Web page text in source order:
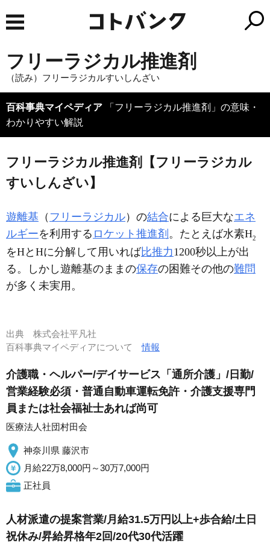
フリーラジカル推進剤
（読み）フリーラジカルすいしんざい
百科事典マイペディア 「フリーラジカル推進剤」の意味・
わかりやすい解説
フリーラジカル推進剤【フリーラジカル
すいしんざい】
遊離基 （ フリーラジカル）の結合による巨大なエネ
ルギーを利用する ロケット推進剤 。たとえば水素H2
をHとHに分解して用いれば比推力1200秒以上が出
る。しかし遊離基のままの保存の困難その他の難問
が多く未実用。
出典 株式会社平凡社
百科事典マイペディアについて情報
介護職・ヘルパー/デイサービス「通所介護」/日勤/
営業経験必須・普通自動車運転免許・介護支援専門
員または社会福祉士あれば尚可
医療法人社団村田会
神奈川県 藤沢市
月給22万8,000円～30万7,000円
正社員
人材派遣の提案営業/月給31.5万円以上+歩合給/土日
祝休み/昇給昇格年2回/20代30代活躍